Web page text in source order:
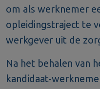
om als werknemer
opleidingstraject te
werkgever uit de
Na het behalen van
kandidaat-